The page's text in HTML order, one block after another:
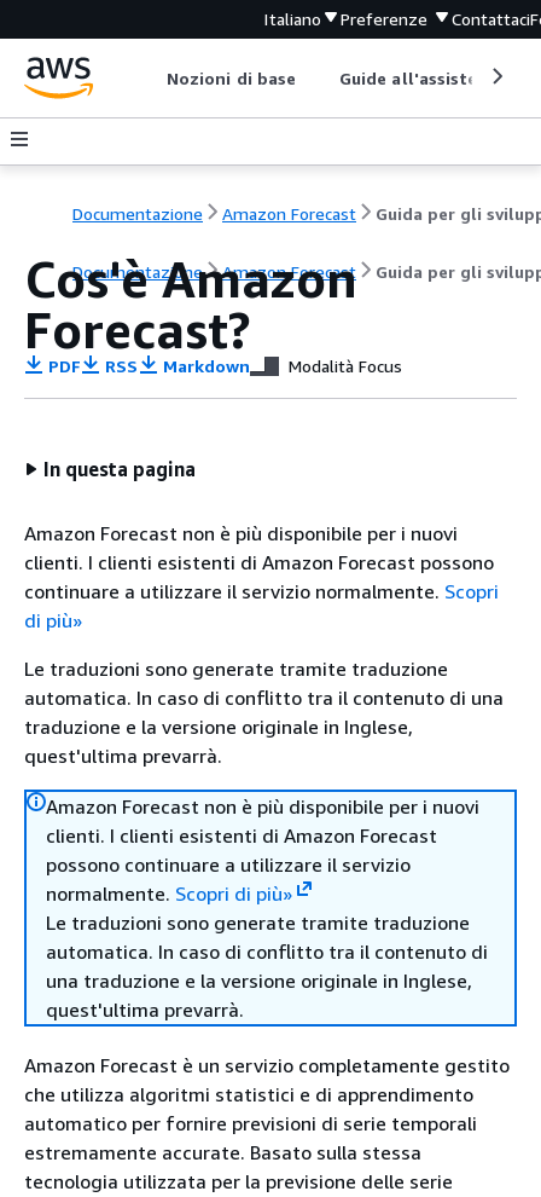
Italiano Preferenze Contattaci
Nozioni di base Guide all'assistenza
Documentazione Amazon Forecast
Documentazione Amazon Forecast Guida per gli
Cos'è Amazon
Forecast?
PDF RSS Markdown Modalità Focus
In questa pagina
Amazon Forecast non è più disponibile per i nuovi
clienti. I clienti esistenti di Amazon Forecast possono
continuare a utilizzare il servizio normalmente. Scopri
di più»
Le traduzioni sono generate tramite traduzione
automatica. In caso di conflitto tra il contenuto di una
traduzione e la versione originale in Inglese,
quest'ultima prevarrà.
Amazon Forecast non è più disponibile per i nuovi
clienti. I clienti esistenti di Amazon Forecast
possono continuare a utilizzare il servizio
normalmente. Scopri di più»
Le traduzioni sono generate tramite traduzione
automatica. In caso di conflitto tra il contenuto di
una traduzione e la versione originale in Inglese,
quest'ultima prevarrà.
Amazon Forecast è un servizio completamente gestito
che utilizza algoritmi statistici e di apprendimento
automatico per fornire previsioni di serie temporali
estremamente accurate. Basato sulla stessa
tecnologia utilizzata per la previsione delle serie